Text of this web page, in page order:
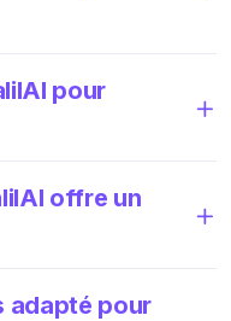
pour
offre un
adapté pour